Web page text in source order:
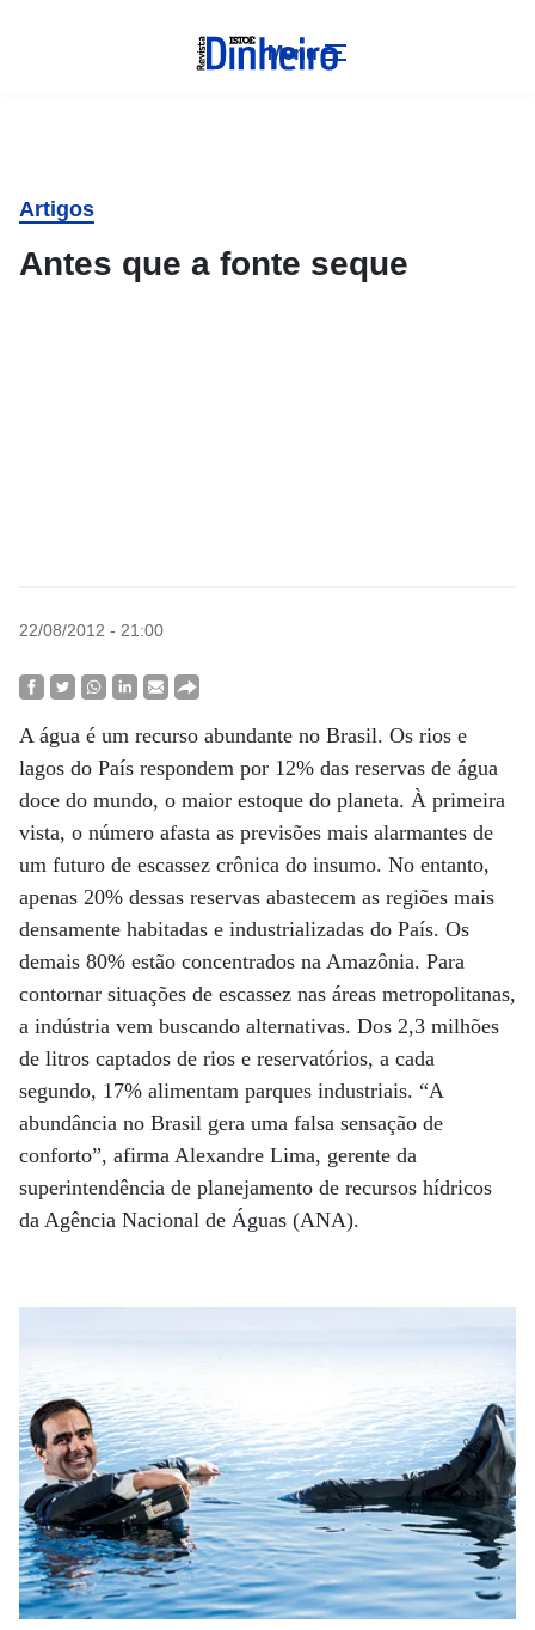
Menu
Artigos
Antes que a fonte seque
22/08/2012 - 21:00
A água é um recurso abundante no Brasil. Os rios e
lagos do País respondem por 12% das reservas de água
doce do mundo, o maior estoque do planeta. À primeira
vista, o número afasta as previsões mais alarmantes de
um futuro de escassez crônica do insumo. No entanto,
apenas 20% dessas reservas abastecem as regiões mais
densamente habitadas e industrializadas do País. Os
demais 80% estão concentrados na Amazônia. Para
contornar situações de escassez nas áreas metropolitanas,
a indústria vem buscando alternativas. Dos 2,3 milhões
de litros captados de rios e reservatórios, a cada
segundo, 17% alimentam parques industriais. “A
abundância no Brasil gera uma falsa sensação de
conforto”, afirma Alexandre Lima, gerente da
superintendência de planejamento de recursos hídricos
da Agência Nacional de Águas (ANA).